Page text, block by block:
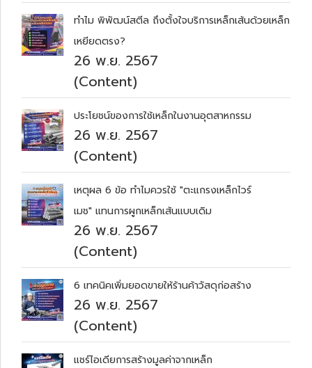
ทำไม พิพัฒน์สตีล ถึงตั้งใจบริการเหล็กเส้นด้วยเหล็ก
เหยียดตรง?
26 พ.ย. 2567
(Content)
ประโยชน์ของการใช้เหล็กในงานอุตสาหกรรม
26 พ.ย. 2567
(Content)
เหตุผล 6 ข้อ ทำไมควรใช้ "ตะแกรงเหล็กไวร์
เมช" แทนการผูกเหล็กเส้นแบบเดิม ​
26 พ.ย. 2567
(Content)
6 เทคนิคเพิ่มยอดขายให้ร้านค้าวัสดุก่อสร้าง
26 พ.ย. 2567
(Content)
แชร์ไอเดียการสร้างมูลค่าจากเหล็ก